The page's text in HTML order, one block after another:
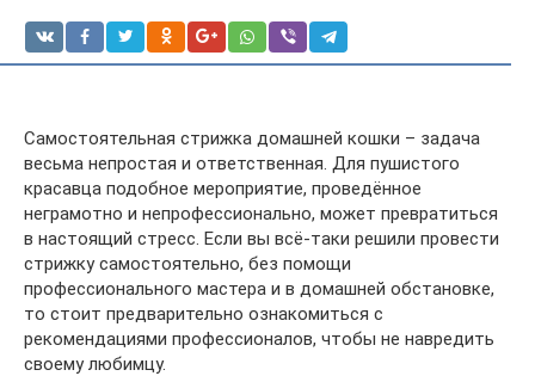
Самостоятельная стрижка домашней кошки – задача
весьма непростая и ответственная. Для пушистого
красавца подобное мероприятие, проведённое
неграмотно и непрофессионально, может превратиться
в настоящий стресс. Если вы всё-таки решили провести
стрижку самостоятельно, без помощи
профессионального мастера и в домашней обстановке,
то стоит предварительно ознакомиться с
рекомендациями профессионалов, чтобы не навредить
своему любимцу.